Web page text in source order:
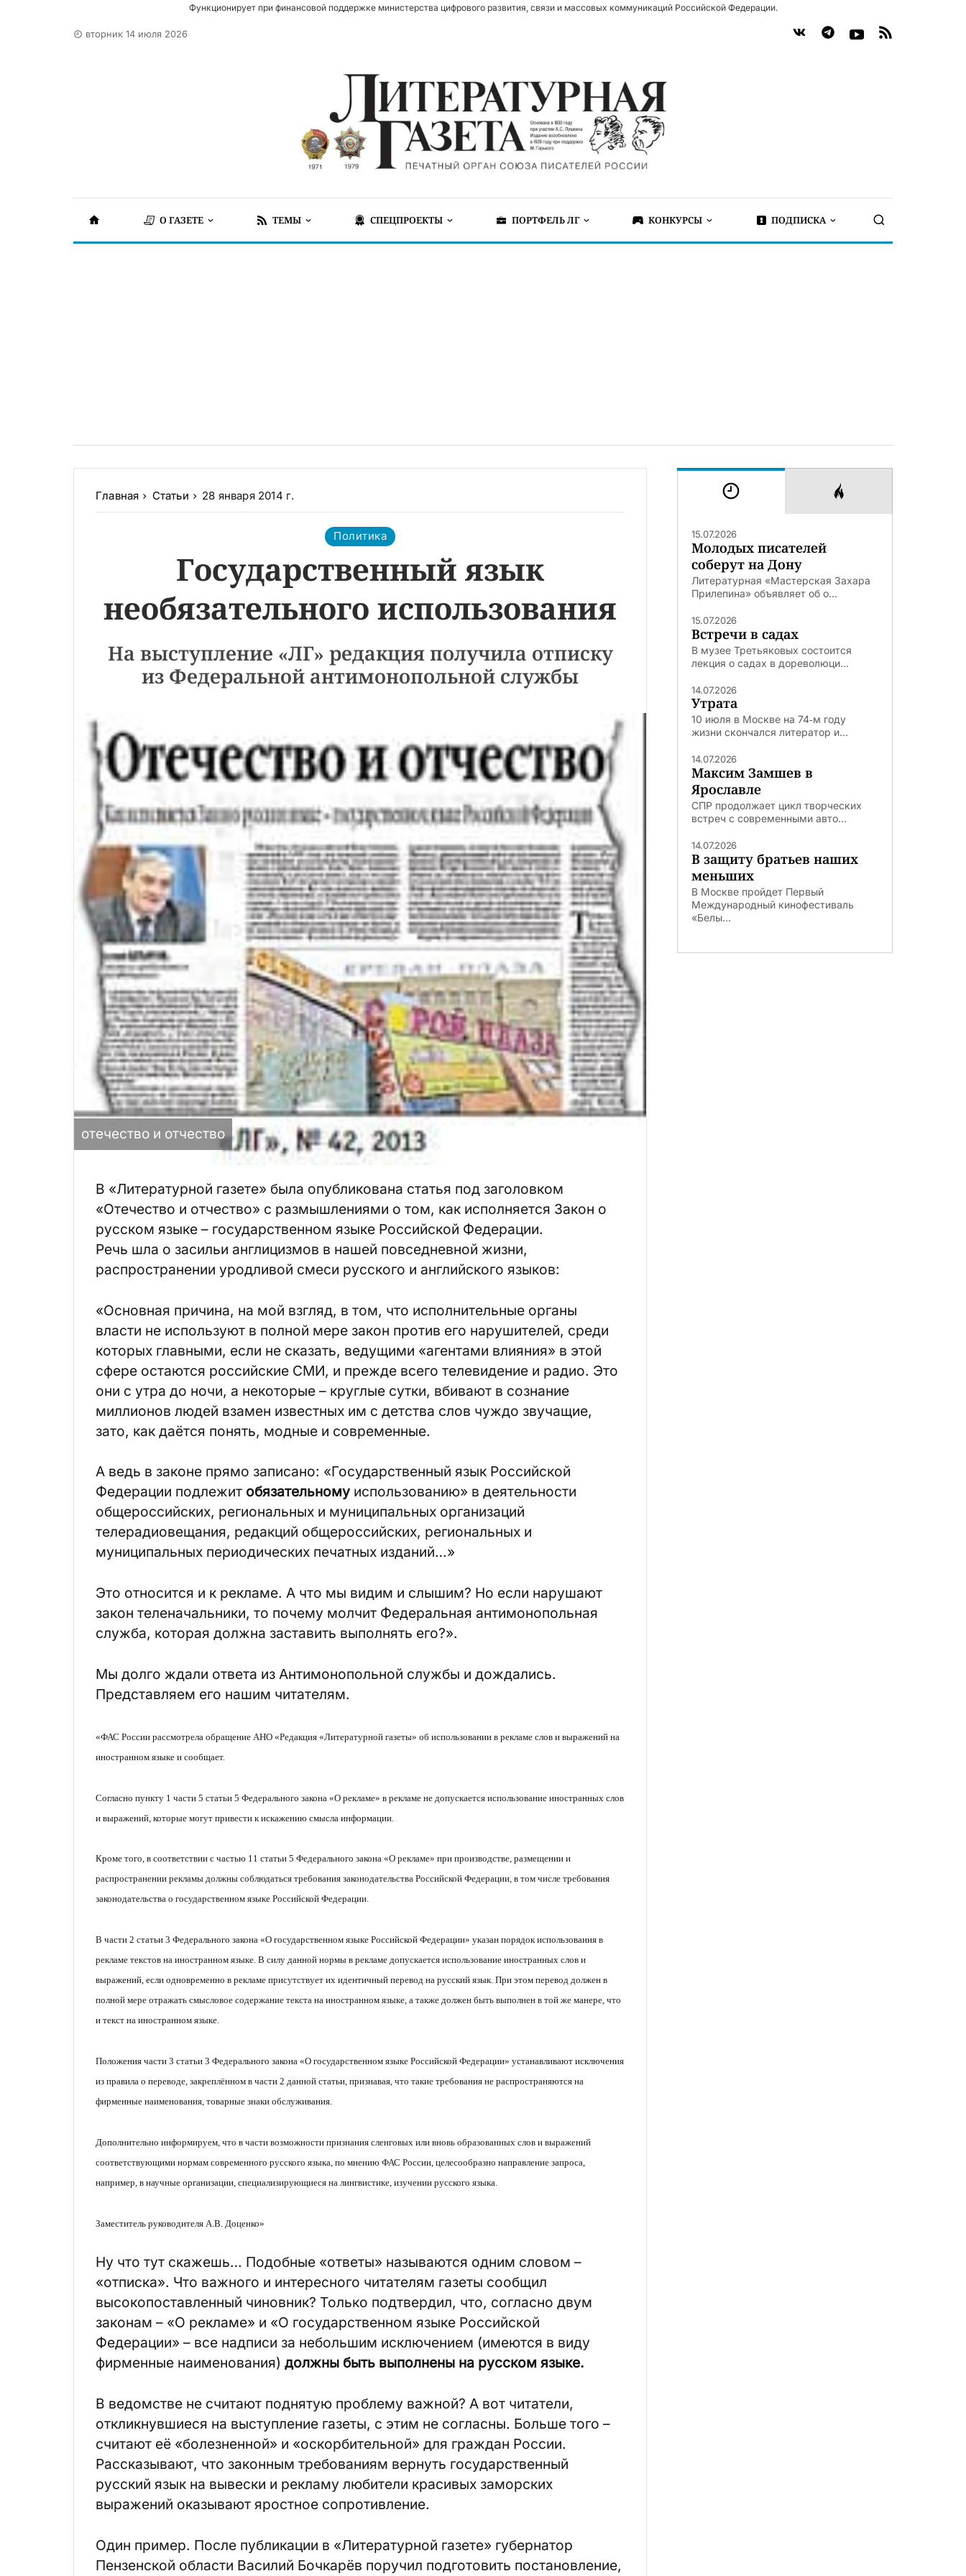
Функционирует при финансовой поддержке министерства цифрового развития, связи и массовых коммуникаций Российской Федерации.
вторник 14 июля 2026
О ГАЗЕТЕ ТЕМЫ СПЕЦПРОЕКТЫ ПОРТФЕЛЬ ЛГ КОНКУРСЫ ПОДПИСКА
Главная Статьи 28 января 2014 г.
Политика
Государственный язык
необязательного использования
На выступление «ЛГ» редакция получила отписку
из Федеральной антимонопольной службы
отечество и отчество
В «Литературной газете» была опубликована статья под заголовком
«Отечество и отчество» с размышлениями о том, как исполняется Закон о
русском языке – государственном языке Российской Федерации.
Речь шла о засильи англицизмов в нашей повседневной жизни,
распространении уродливой смеси русского и английского языков:
«Основная причина, на мой взгляд, в том, что исполнительные органы
власти не используют в полной мере закон против его нарушителей, среди
которых главными, если не сказать, ведущими «агентами влияния» в этой
сфере остаются российские СМИ, и прежде всего телевидение и радио. Это
они с утра до ночи, а некоторые – круглые сутки, вбивают в сознание
миллионов людей взамен известных им с детства слов чуждо звучащие,
зато, как даётся понять, модные и современные.
А ведь в законе прямо записано: «Государственный язык Российской
Федерации подлежит обязательному использованию» в деятельности
общероссийских, региональных и муниципальных организаций
телерадиовещания, редакций общероссийских, региональных и
муниципальных периодических печатных изданий…»
Это относится и к рекламе. А что мы видим и слышим? Но если нарушают
закон теленачальники, то почему молчит Федеральная антимонопольная
служба, которая должна заставить выполнять его?».
Мы долго ждали ответа из Антимонопольной службы и дождались.
Представляем его нашим читателям.
«ФАС России рассмотрела обращение АНО «Редакция «Литературной газеты» об использовании в рекламе слов и выражений на
иностранном языке и сообщает.
Согласно пункту 1 части 5 статьи 5 Федерального закона «О рекламе» в рекламе не допускается использование иностранных слов
и выражений, которые могут привести к искажению смысла информации.
Кроме того, в соответствии с частью 11 статьи 5 Федерального закона «О рекламе» при производстве, размещении и
распространении рекламы должны соблюдаться требования законодательства Российской Федерации, в том числе требования
законодательства о государственном языке Российской Федерации.
В части 2 статьи 3 Федерального закона «О государственном языке Российской Федерации» указан порядок использования в
рекламе текстов на иностранном языке. В силу данной нормы в рекламе допускается использование иностранных слов и
выражений, если одновременно в рекламе присутствует их идентичный перевод на русский язык. При этом перевод должен в
полной мере отражать смысловое содержание текста на иностранном языке, а также должен быть выполнен в той же манере, что
и текст на иностранном языке.
Положения части 3 статьи 3 Федерального закона «О государственном языке Российской Федерации» устанавливают исключения
из правила о переводе, закреплённом в части 2 данной статьи, признавая, что такие требования не распространяются на
фирменные наименования, товарные знаки обслуживания.
Дополнительно информируем, что в части возможности признания сленговых или вновь образованных слов и выражений
соответствующими нормам современного русского языка, по мнению ФАС России, целесообразно направление запроса,
например, в научные организации, специализирующиеся на лингвистике, изучении русского языка.
Заместитель руководителя А.В. Доценко»
Ну что тут скажешь… Подобные «ответы» называются одним словом –
«отписка». Что важного и интересного читателям газеты сообщил
высокопоставленный чиновник? Только подтвердил, что, согласно двум
законам – «О рекламе» и «О государственном языке Российской
Федерации» – все надписи за небольшим исключением (имеются в виду
фирменные наименования) должны быть выполнены на русском языке.
В ведомстве не считают поднятую проблему важной? А вот читатели,
откликнувшиеся на выступление газеты, с этим не согласны. Больше того –
считают её «болезненной» и «оскорбительной» для граждан России.
Рассказывают, что законным требованиям вернуть государственный
русский язык на вывески и рекламу любители красивых заморских
выражений оказывают яростное сопротивление.
Один пример. После публикации в «Литературной газете» губернатор
Пензенской области Василий Бочкарёв поручил подготовить постановление,
15.07.2026
Молодых писателей
соберут на Дону
Литературная «Мастерская Захара
Прилепина» объявляет об о...
15.07.2026
Встречи в садах
В музее Третьяковых состоится
лекция о садах в дореволюци...
14.07.2026
Утрата
10 июля в Москве на 74‑м году
жизни скончался литератор и...
14.07.2026
Максим Замшев в
Ярославле
СПР продолжает цикл творческих
встреч с современными авто...
14.07.2026
В защиту братьев наших
меньших
В Москве пройдет Первый
Международный кинофестиваль
«Белы...